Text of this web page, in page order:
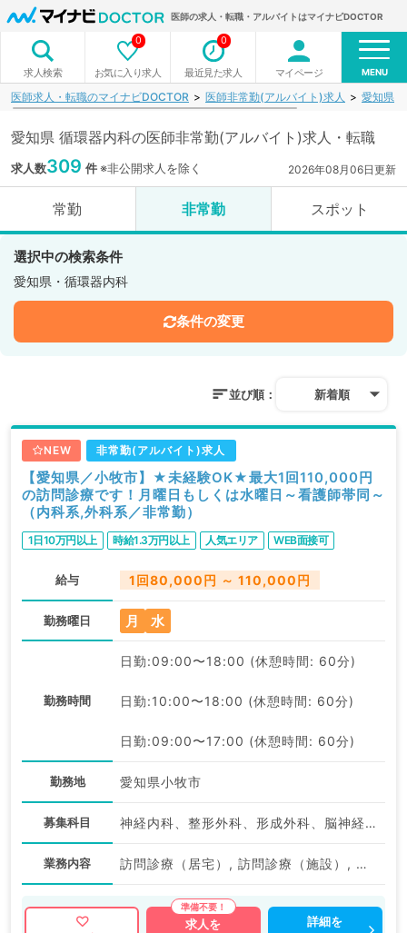
医師の求人・転職・アルバイトはマイナビDOCTOR
求人検索 お気に入り求人
0
最近見た求人
0
マイページ MENU
医師求人・転職のマイナビDOCTOR 医師非常勤(アルバイト)求人 愛知県
愛知県 循環器内科の医師非常勤(アルバイト)求人・転職
求人数309 件※非公開求人を除く 2026年08月06日更新
常勤 非常勤 スポット
選択中の検索条件
愛知県・循環器内科
条件の変更
並び順： 新着順
NEW 非常勤(アルバイト)求人
【愛知県／小牧市】★未経験OK★最大1回110,000円
の訪問診療です！月曜日もしくは水曜日～看護師帯同～
（内科系,外科系／非常勤）
1日10万円以上 時給1.3万円以上 人気エリア WEB面接可
給与 1回80,000円 ～ 110,000円
勤務曜日 月 水
勤務時間
日勤:09:00〜18:00 (休憩時間: 60分)
日勤:10:00〜18:00 (休憩時間: 60分)
日勤:09:00〜17:00 (休憩時間: 60分)
勤務地 愛知県小牧市
募集科目 神経内科、整形外科、形成外科、脳神経外科、呼吸器外科、心臓血管外科、泌尿器科、一般内科、循環器内科、呼吸器内科、消化器内科、内分泌・代謝内科、腎臓内科、老年内科、血液内科、外科系全般、一般外科、消化器外科、乳腺外科、膠原病科、大腸・肛門外科
業務内容 訪問診療（居宅）, 訪問診療（施設）, その他
求人を
詳細を